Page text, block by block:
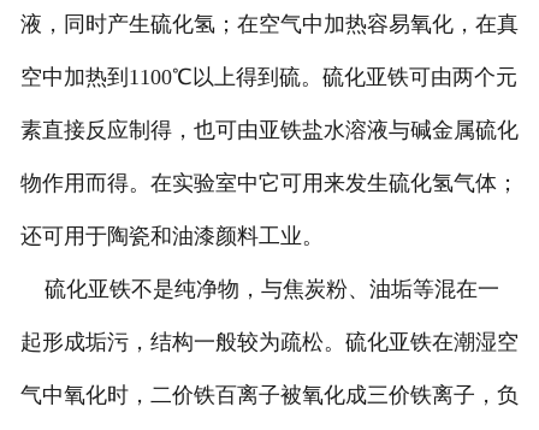
液，同时产生硫化氢；在空气中加热容易氧化，在真
空中加热到1100℃以上得到硫。硫化亚铁可由两个元
素直接反应制得，也可由亚铁盐水溶液与碱金属硫化
物作用而得。在实验室中它可用来发生硫化氢气体；
还可用于陶瓷和油漆颜料工业。
硫化亚铁不是纯净物，与焦炭粉、油垢等混在一
起形成垢污，结构一般较为疏松。硫化亚铁在潮湿空
气中氧化时，二价铁百离子被氧化成三价铁离子，负